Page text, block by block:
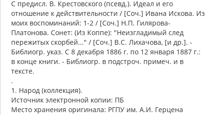
С предисл. В. Крестовского (псевд.). Идеал и его
отношение к действительности / [Соч.] Ивана Искова. Из
моих воспоминаний: 1-2 / [Соч.] Н.П. Гилярова-
Платонова. Сонет: (Из Коппе): "Неизгладимый след
пережитых скорбей..." / [Соч.] В.С. Лихачова, [и др.]. -
Библиогр. указ. С 8 декабря 1886 г. по 12 января 1887 г.:
в конце книги. - Библиогр. в подстроч. примеч. и в
тексте.
.
1. Народ (коллекция).
Источник электронной копии: ПБ
Место хранения оригинала: РГПУ им. А.И. Герцена